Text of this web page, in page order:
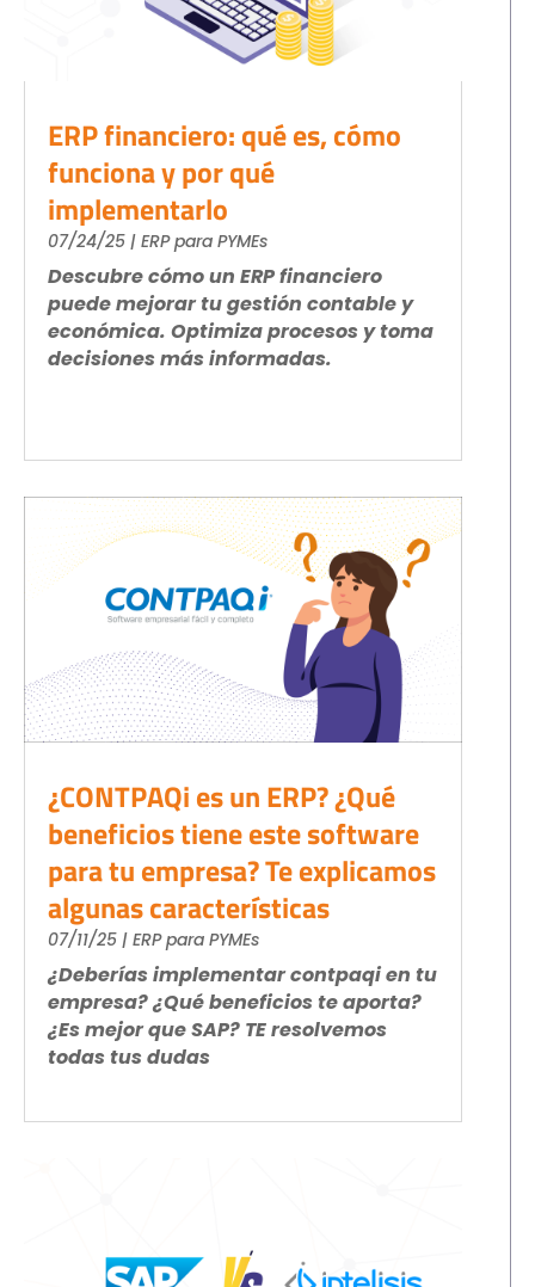
ERP financiero: qué es, cómo
funciona y por qué
implementarlo
07/24/25 | ERP para PYMEs
Descubre cómo un ERP financiero
puede mejorar tu gestión contable y
económica. Optimiza procesos y toma
decisiones más informadas.
¿CONTPAQi es un ERP? ¿Qué
beneficios tiene este software
para tu empresa? Te explicamos
algunas características
07/11/25 | ERP para PYMEs
¿Deberías implementar contpaqi en tu
empresa? ¿Qué beneficios te aporta?
¿Es mejor que SAP? TE resolvemos
todas tus dudas